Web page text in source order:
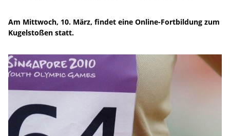
Am Mittwoch, 10. März, findet eine Online-Fortbildung zum
Kugelstoßen statt.